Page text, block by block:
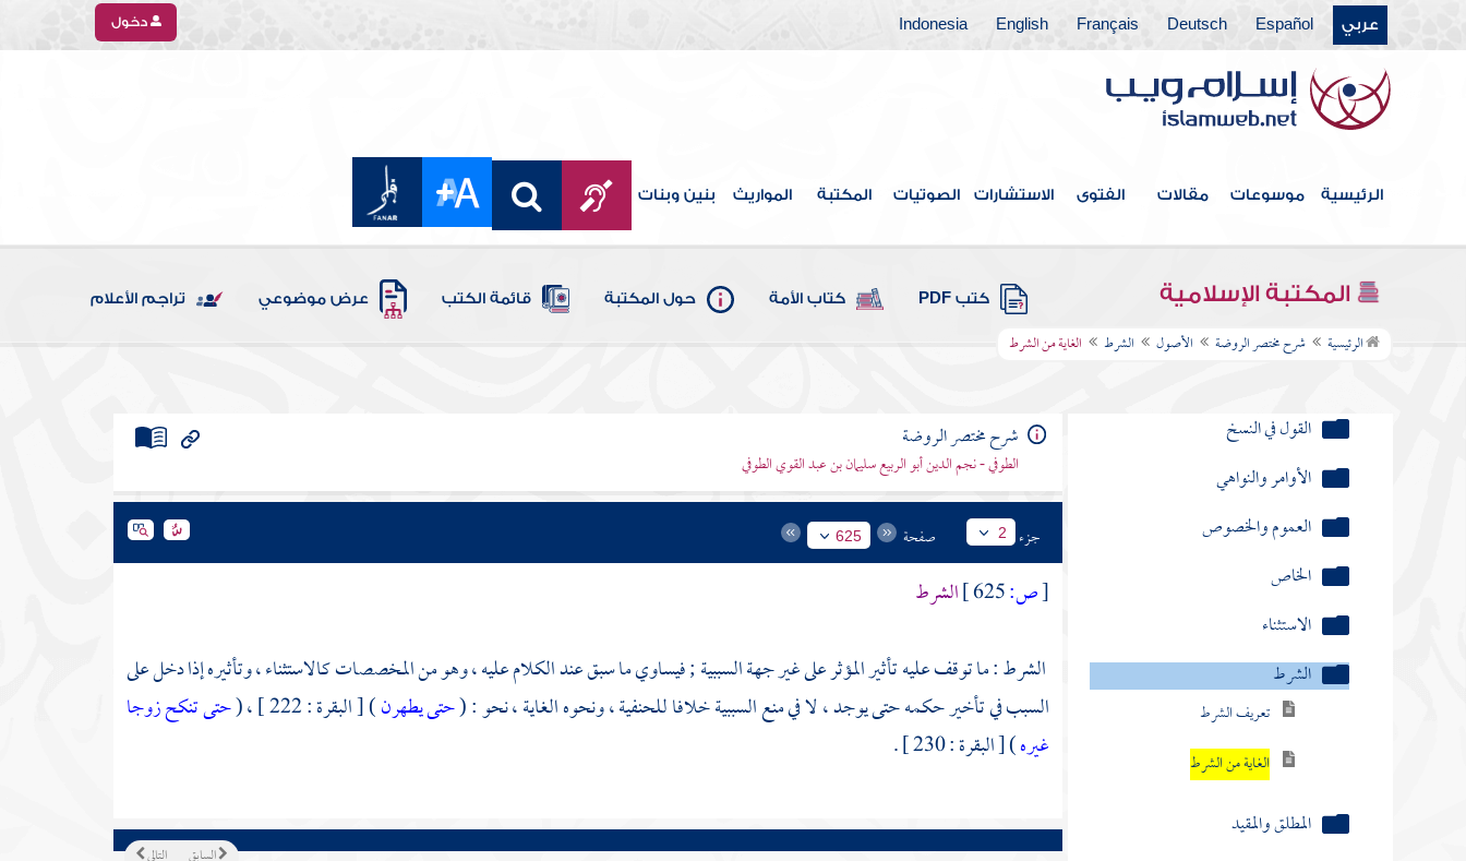
عربي Español
Deutsch
Français
English
Indonesia دخول
الرئيسية موسوعات مقالات الفتوى الاستشارات الصوتيات المكتبة المواريث بنين وبنات
المكتبة الإسلامية كتب PDF كتاب الأمة حول المكتبة قائمة الكتب عرض موضوعي تراجم الأعلام
الرئيسية شرح مختصر الروضة الأصول الشرط الغاية من الشرط
الفصل الأول
الفصل الثاني في التكليف
الفصل الثالث في أحكام التكليف
الفصل الرابع في اللغات
الأصول
تعريف الأصول
الكتاب
القول في النسخ
الأوامر والنواهي
العموم والخصوص
الخاص
الاستثناء
الشرط
تعريف الشرط
الغاية من الشرط
المطلق والمقيد
شرح مختصر الروضة
الطوفي - نجم الدين أبو الربيع سليمان بن عبد القوي الطوفي
جزء 2 صفحة 625
[ص:
الشرط
الشرط : ما توقف عليه تأثير المؤثر على غير جهة السببية ; فيساوي ما سبق عند الكلام عليه ، وهو من المخصصات كالاستثناء ، وتأثيره إذا دخل على
السبب في تأخير حكمه حتى يوجد ، لا في منع السببية خلافا للحنفية ، ونحوه الغاية ، نحو : (حتى يطهرن) [ البقرة : 222 ] ، (
حتى تنكح زوجا
غيره) [ البقرة : 230 ] .